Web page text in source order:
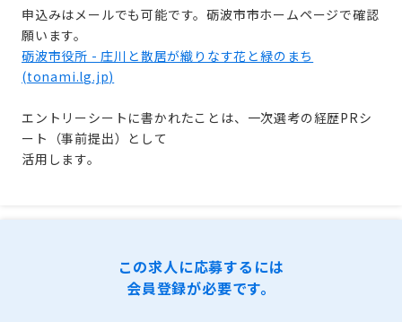
申込みはメールでも可能です。砺波市市ホームページで確認
願います。
砺波市役所 - 庄川と散居が織りなす花と緑のまち
(tonami.lg.jp)
エントリーシートに書かれたことは、一次選考の経歴PRシ
ート（事前提出）として
活用します。
この求人に応募するには
会員登録が必要です。